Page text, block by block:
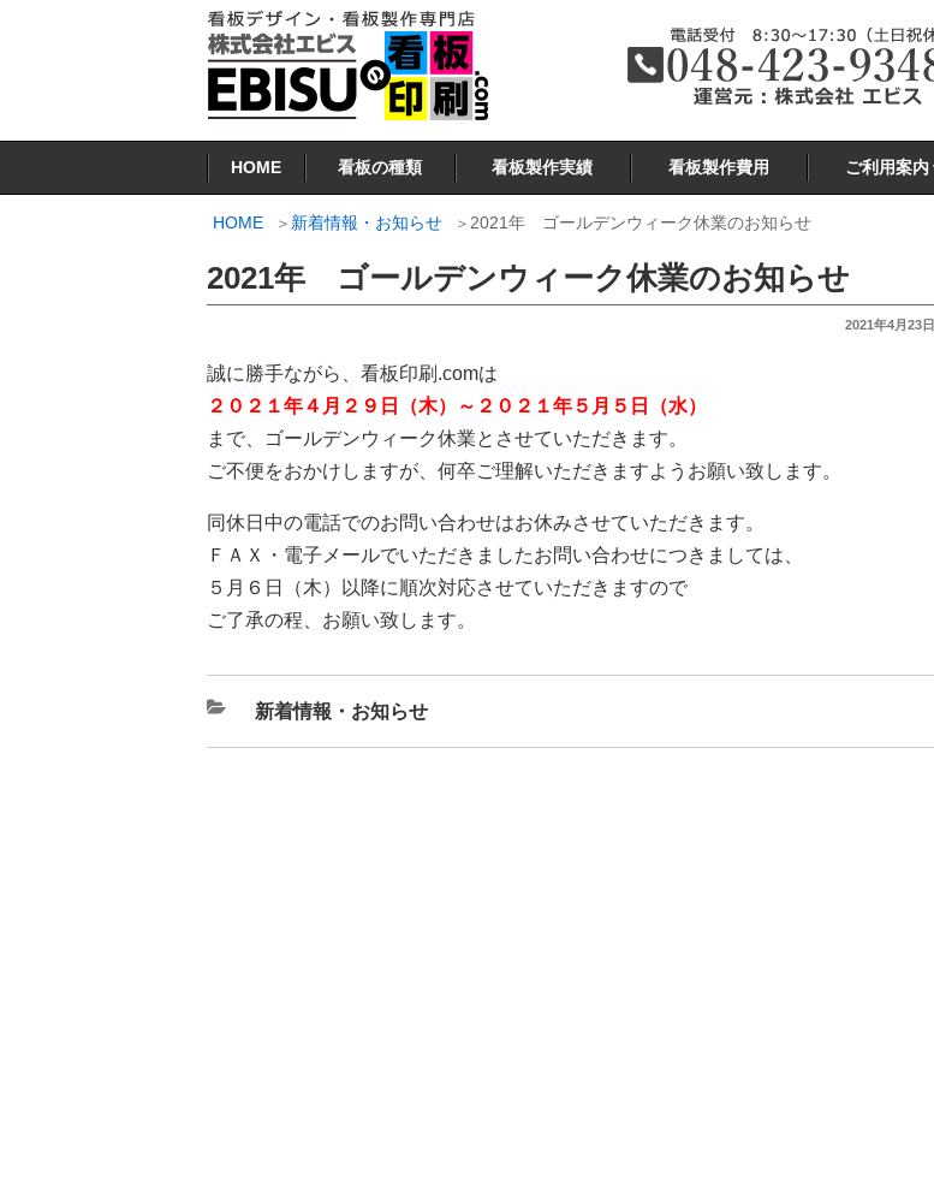
ツ
看板印刷.COM
HOME 看板の種類 看板製作実績 看板製作費用 ご利用案内
HOME 新着情報・お知らせ 2021年 ゴールデンウィーク休業のお知らせ
2021年 ゴールデンウィーク休業のお知らせ
投
2021年4月23日
誠に勝手ながら、看板印刷.comは
２０２１年４月２９日（木）～２０２１年５月５日（水）
まで、ゴールデンウィーク休業とさせていただきます。
ご不便をおかけしますが、何卒ご理解いただきますようお願い致します。
同休日中の電話でのお問い合わせはお休みさせていただきます。
ＦＡＸ・電子メールでいただきましたお問い合わせにつきましては、
５月６日（木）以降に順次対応させていただきますので
ご了承の程、お願い致します。
カ
テ
新着情報・お知らせ